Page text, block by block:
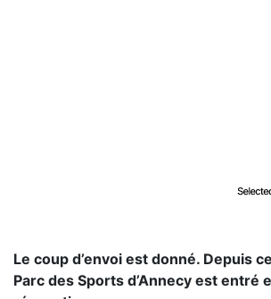
Le coup d’envoi est donné. Depuis
Parc des Sports d’Annecy est entré